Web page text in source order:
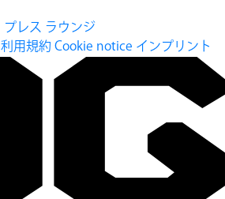
プレス ラウンジ
利用規約 Cookie notice インプリント